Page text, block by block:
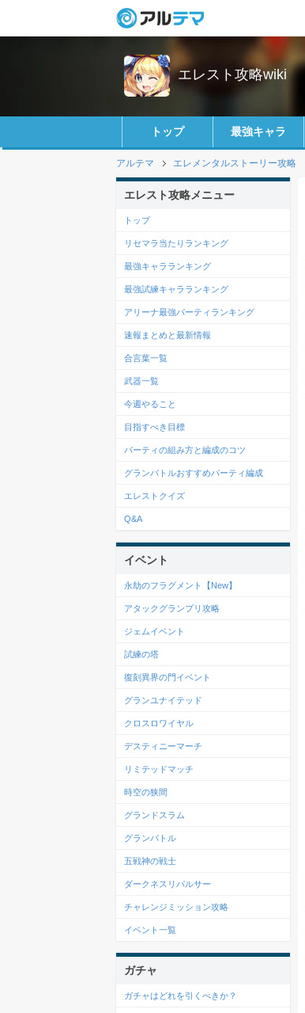
エレスト攻略wiki
トップ 最強キャラ
アルテマ エレメンタルストーリー攻略
エレスト攻略メニュー
トップ
リセマラ当たりランキング
最強キャラランキング
最強試練キャラランキング
アリーナ最強パーティランキング
速報まとめと最新情報
合言葉一覧
武器一覧
今週やること
目指すべき目標
パーティの組み方と編成のコツ
グランバトルおすすめパーティ編成
エレストクイズ
Q&A
イベント
永劫のフラグメント【New】
アタックグランプリ攻略
ジェムイベント
試練の塔
復刻異界の門イベント
グランユナイテッド
クロスロワイヤル
デスティニーマーチ
リミテッドマッチ
時空の狭間
グランドスラム
グランバトル
五戦神の戦士
ダークネスリパルサー
チャレンジミッション攻略
イベント一覧
ガチャ
ガチャはどれを引くべきか？